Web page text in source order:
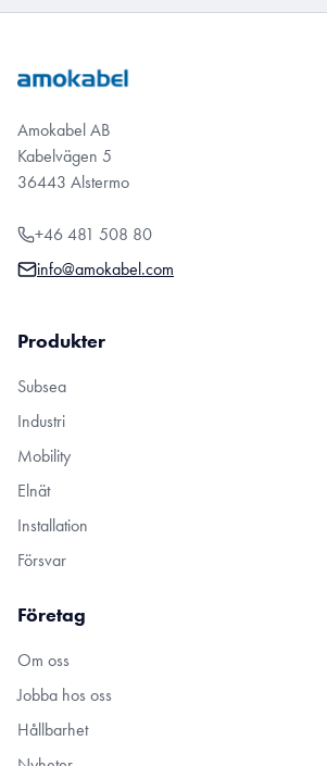
Amokabel AB
Kabelvägen 5
36443 Alstermo
+46 481 508 80
info@amokabel.com
Produkter
Subsea
Industri
Mobility
Elnät
Installation
Försvar
Företag
Om oss
Jobba hos oss
Hållbarhet